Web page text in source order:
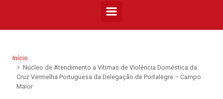
Início
Núcleo de Atendimento a Vítimas de Violência Doméstica da
Cruz Vermelha Portuguesa da Delegação de Portalegre – Campo
Maior